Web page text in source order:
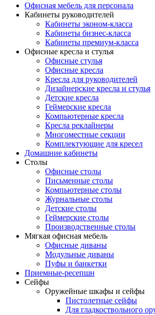
Офисная мебель для персонала
Кабинеты руководителей
Кабинеты эконом-класса
Кабинеты бизнес-класса
Кабинеты премиум-класса
Офисные кресла и стулья
Офисные стулья
Офисные кресла
Кресла для руководителей
Дизайнерские кресла и стулья
Детские кресла
Геймерские кресла
Компьютерные кресла
Кресла реклайнеры
Многоместные секции
Комплектующие для кресел
Домашние кабинеты
Столы
Офисные столы
Письменные столы
Компьютерные столы
Журнальные столы
Детские столы
Геймерские столы
Производственные столы
Мягкая офисная мебель
Офисные диваны
Модульные диваны
Пуфы и банкетки
Приемные-ресепшн
Сейфы
Оружейные шкафы и сейфы
Пистолетные сейфы
Для гладкоствольного